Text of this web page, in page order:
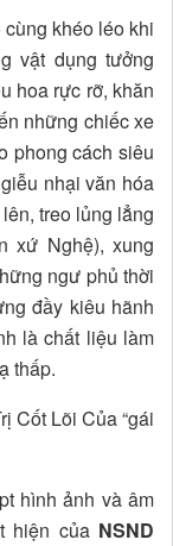
khéo léo khi
vật dụng tưởng
hoa rực rỡ, khăn
những chiếc xe
phong cách siêu
nhại văn hóa
treo lủng lẳng
xứ Nghệ), xung
ngư phủ thời
đầy kiêu hãnh
là chất liệu làm
thấp.
Cốt Lõi Của “gái
hình ảnh và âm
hiện của NSND